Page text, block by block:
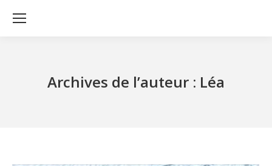
Archives de l’auteur : Léa